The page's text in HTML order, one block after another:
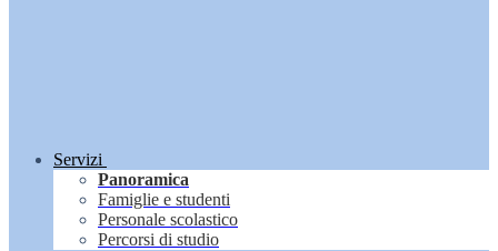
Servizi
Panoramica
Famiglie e studenti
Personale scolastico
Percorsi di studio